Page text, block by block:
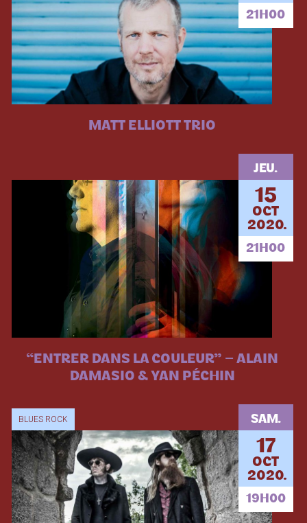
21H00
MATT ELLIOTT TRIO
JEU.
15
OCT
2020.
21H00
“ENTRER DANS LA COULEUR” – ALAIN
DAMASIO & YAN PÉCHIN
BLUES ROCK SAM.
17
OCT
2020.
19H00